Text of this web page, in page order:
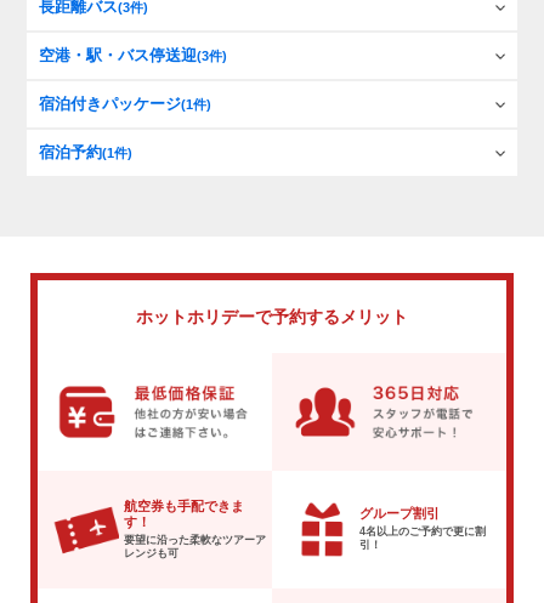
長距離バス(3件)
空港・駅・バス停送迎(3件)
宿泊付きパッケージ(1件)
宿泊予約(1件)
ホットホリデーで予約するメリット
航空券も手配できま
す！
要望に沿った柔軟なツアーア
レンジも可
グループ割引
4名以上のご予約で更に割
引！